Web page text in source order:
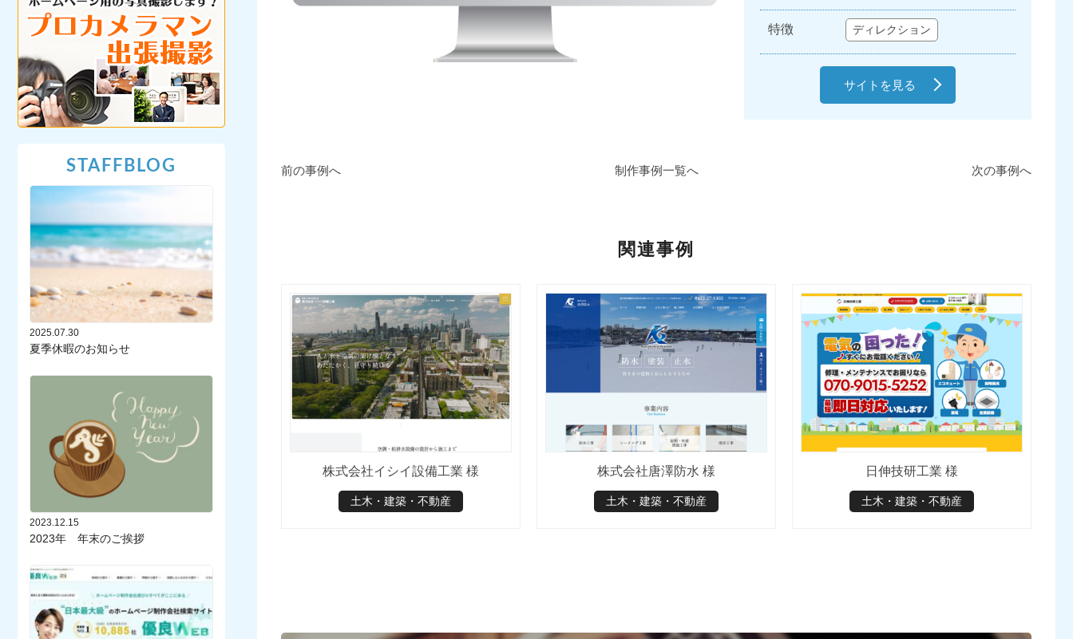
特徴 ディレクション
サイトを見る
前の事例へ 制作事例一覧へ 次の事例へ
関連事例
株式会社イシイ設備工業 様
土木・建築・不動産
株式会社唐澤防水 様
土木・建築・不動産
日伸技研工業 様
土木・建築・不動産
STAFFBLOG
2025.07.30
夏季休暇のお知らせ
2023.12.15
2023年 年末のご挨拶